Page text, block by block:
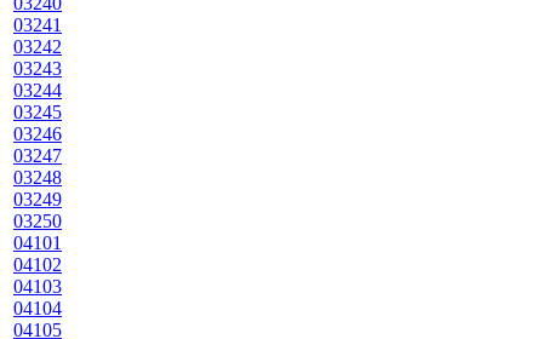
03241
03242
03243
03244
03245
03246
03247
03248
03249
03250
04101
04102
04103
04104
04105